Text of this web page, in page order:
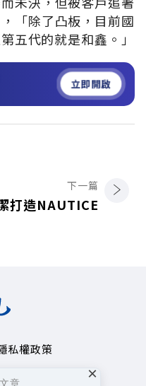
「除了凸板，目前國
五代的就是和鑫。」
立即開啟
下一篇
打造NAUTICE
私權政策
章 ×